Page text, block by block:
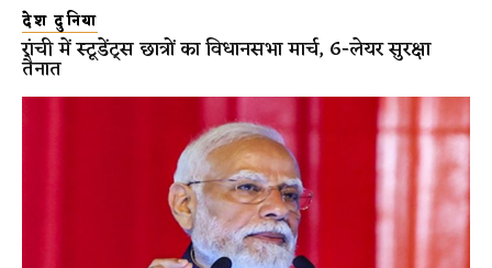
देश दुनिया
रांची में स्टूडेंट्स छात्रों का विधानसभा मार्च, 6-लेयर सुरक्षा
तैनात